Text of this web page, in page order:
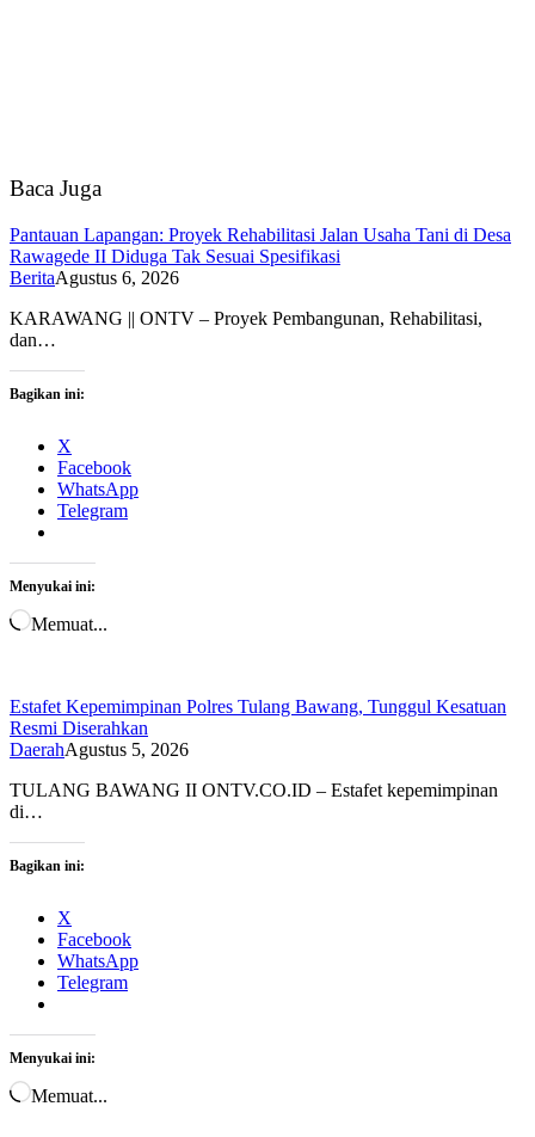
Baca Juga
Pantauan Lapangan: Proyek Rehabilitasi Jalan Usaha Tani di Desa
Rawagede II Diduga Tak Sesuai Spesifikasi
BeritaAgustus 6, 2026
KARAWANG || ONTV – Proyek Pembangunan, Rehabilitasi,
dan…
Bagikan ini:
X
Facebook
WhatsApp
Telegram
Menyukai ini:
Memuat...
Estafet Kepemimpinan Polres Tulang Bawang, Tunggul Kesatuan
Resmi Diserahkan
DaerahAgustus 5, 2026
TULANG BAWANG II ONTV.CO.ID – Estafet kepemimpinan
di…
Bagikan ini:
X
Facebook
WhatsApp
Telegram
Menyukai ini:
Memuat...